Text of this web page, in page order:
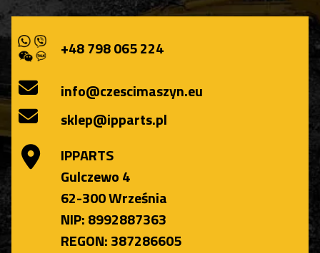
+48 798 065 224
info@czescimaszyn.eu
sklep@ipparts.pl
IPPARTS
Gulczewo 4
62-300 Września
NIP: 8992887363
REGON: 387286605